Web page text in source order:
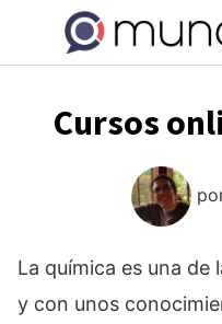
contenido
Cursos
La química es una de
y con unos